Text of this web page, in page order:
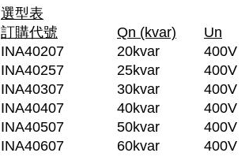
選型表
訂購代號
Qn (kvar) Un
INA40207
20kvar 400V
INA40257
25kvar 400V
INA40307
30kvar 400V
INA40407
40kvar 400V
INA40507
50kvar 400V
INA40607
60kvar 400V